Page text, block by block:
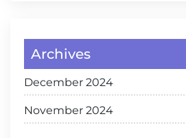
Archives
December 2024
November 2024